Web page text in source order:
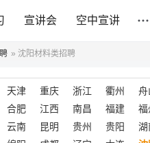
宣讲会 空中宣讲
» 沈阳材料类招聘
天津 重庆 浙江 衢州 舟
合肥 江西 南昌 福建 福
云南 昆明 贵州 贵阳 湖